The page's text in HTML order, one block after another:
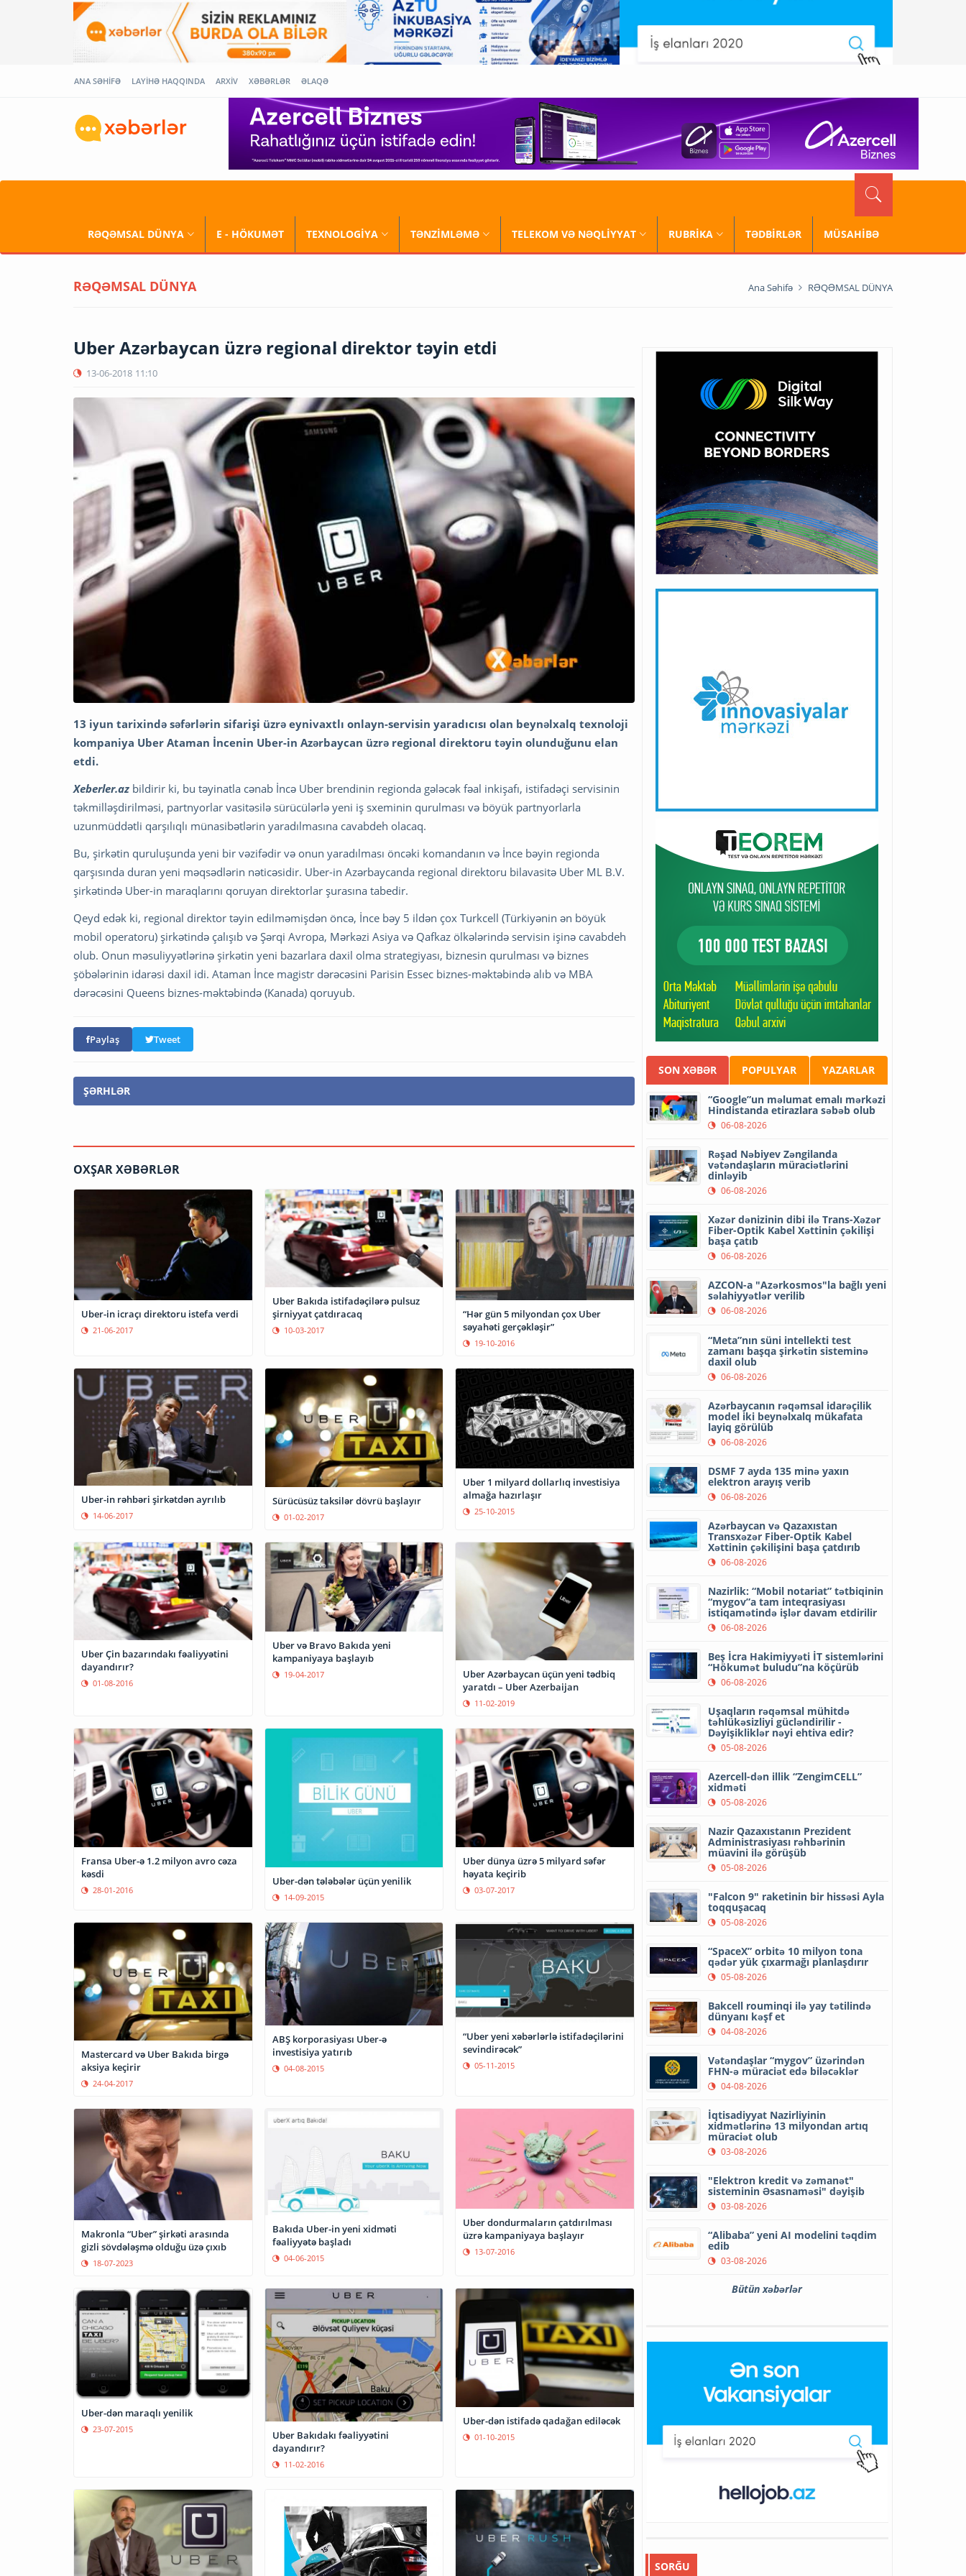
ANA SƏHİFƏ LAYİHƏ HAQQINDA ARXİV XƏBƏRLƏR ƏLAQƏ
RƏQƏMSAL DÜNYA E - HÖKUMƏT TEXNOLOGİYA TƏNZİMLƏMƏ TELEKOM VƏ NƏQLİYYAT RUBRİKA TƏDBİRLƏR MÜSAHİBƏ
RƏQƏMSAL DÜNYA Ana Səhifə RƏQƏMSAL DÜNYA
Uber Azərbaycan üzrə regional direktor təyin etdi
13-06-2018 11:10
13 iyun tarixində səfərlərin sifarişi üzrə eynivaxtlı onlayn-servisin yaradıcısı olan beynəlxalq texnoloji
kompaniya Uber Ataman İncenin Uber-in Azərbaycan üzrə regional direktoru təyin olunduğunu elan
etdi.
Xeberler.az bildirir ki, bu təyinatla cənab İncə Uber brendinin regionda gələcək fəal inkişafı, istifadəçi servisinin
təkmilləşdirilməsi, partnyorlar vasitəsilə sürücülərlə yeni iş sxeminin qurulması və böyük partnyorlarla
uzunmüddətli qarşılıqlı münasibətlərin yaradılmasına cavabdeh olacaq.
Bu, şirkətin quruluşunda yeni bir vəzifədir və onun yaradılması öncəki komandanın və İnce bəyin regionda
qarşısında duran yeni məqsədlərin nəticəsidir. Uber-in Azərbaycanda regional direktoru bilavasitə Uber ML B.V.
şirkətində Uber-in maraqlarını qoruyan direktorlar şurasına tabedir.
Qeyd edək ki, regional direktor təyin edilməmişdən öncə, İnce bəy 5 ildən çox Turkcell (Türkiyənin ən böyük
mobil operatoru) şirkətində çalışıb və Şərqi Avropa, Mərkəzi Asiya və Qafkaz ölkələrində servisin işinə cavabdeh
olub. Onun məsuliyyətlərinə şirkətin yeni bazarlara daxil olma strategiyası, biznesin qurulması və biznes
şöbələrinin idarəsi daxil idi. Ataman İnce magistr dərəcəsini Parisin Essec biznes-məktəbində alıb və MBA
dərəcəsini Queens biznes-məktəbində (Kanada) qoruyub.
Paylaş Tweet
ŞƏRHLƏR
OXŞAR XƏBƏRLƏR
Uber-in icraçı direktoru istefa verdi
21-06-2017
Uber Bakıda istifadəçilərə pulsuz
şirniyyat çatdıracaq
10-03-2017
“Hər gün 5 milyondan çox Uber
səyahəti gerçəkləşir”
19-10-2016
Uber-in rəhbəri şirkətdən ayrılıb
14-06-2017
Sürücüsüz taksilər dövrü başlayır
01-02-2017
Uber 1 milyard dollarlıq investisiya
almağa hazırlaşır
25-10-2015
Uber Çin bazarındakı fəaliyyətini
dayandırır?
01-08-2016
Uber və Bravo Bakıda yeni
kampaniyaya başlayıb
19-04-2017
Uber Azərbaycan üçün yeni tədbiq
yaratdı – Uber Azerbaijan
11-02-2019
Fransa Uber-ə 1.2 milyon avro cəza
kəsdi
28-01-2016
Uber-dən tələbələr üçün yenilik
14-09-2015
Uber dünya üzrə 5 milyard səfər
həyata keçirib
03-07-2017
Mastercard və Uber Bakıda birgə
aksiya keçirir
24-04-2017
ABŞ korporasiyası Uber-ə
investisiya yatırıb
04-08-2015
“Uber yeni xəbərlərlə istifadəçilərini
sevindirəcək”
05-11-2015
Makronla “Uber” şirkəti arasında
gizli sövdələşmə olduğu üzə çıxıb
18-07-2023
Bakıda Uber-in yeni xidməti
fəaliyyətə başladı
04-06-2015
Uber dondurmaların çatdırılması
üzrə kampaniyaya başlayır
13-07-2016
Uber-dən maraqlı yenilik
23-07-2015
Uber Bakıdakı fəaliyyətini
dayandırır?
11-02-2016
Uber-dən istifadə qadağan ediləcək
01-10-2015
SON XƏBƏR POPULYAR YAZARLAR
“Google”un məlumat emalı mərkəzi
Hindistanda etirazlara səbəb olub
06-08-2026
Rəşad Nəbiyev Zəngilanda
vətəndaşların müraciətlərini
dinləyib
06-08-2026
Xəzər dənizinin dibi ilə Trans-Xəzər
Fiber-Optik Kabel Xəttinin çəkilişi
başa çatıb
06-08-2026
AZCON-a "Azərkosmos"la bağlı yeni
səlahiyyətlər verilib
06-08-2026
“Meta”nın süni intellekti test
zamanı başqa şirkətin sisteminə
daxil olub
06-08-2026
Azərbaycanın rəqəmsal idarəçilik
model iki beynəlxalq mükafata
layiq görülüb
06-08-2026
DSMF 7 ayda 135 minə yaxın
elektron arayış verib
06-08-2026
Azərbaycan və Qazaxıstan
Transxəzər Fiber-Optik Kabel
Xəttinin çəkilişini başa çatdırıb
06-08-2026
Nazirlik: “Mobil notariat” tətbiqinin
“mygov”a tam inteqrasiyası
istiqamətində işlər davam etdirilir
06-08-2026
Beş İcra Hakimiyyəti İT sistemlərini
“Hökumət buludu”na köçürüb
06-08-2026
Uşaqların rəqəmsal mühitdə
təhlükəsizliyi gücləndirilir -
Dəyişikliklər nəyi ehtiva edir?
05-08-2026
Azercell-dən illik “ZengimCELL”
xidməti
05-08-2026
Nazir Qazaxıstanın Prezident
Administrasiyası rəhbərinin
müavini ilə görüşüb
05-08-2026
"Falcon 9" raketinin bir hissəsi Ayla
toqquşacaq
05-08-2026
“SpaceX” orbitə 10 milyon tona
qədər yük çıxarmağı planlaşdırır
05-08-2026
Bakcell rouminqi ilə yay tətilində
dünyanı kəşf et
04-08-2026
Vətəndaşlar “mygov” üzərindən
FHN-ə müraciət edə biləcəklər
04-08-2026
İqtisadiyyat Nazirliyinin
xidmətlərinə 13 milyondan artıq
müraciət olub
03-08-2026
"Elektron kredit və zəmanət"
sisteminin Əsasnaməsi" dəyişib
03-08-2026
“Alibaba” yeni AI modelini təqdim
edib
03-08-2026
Bütün xəbərlər
SORĞU